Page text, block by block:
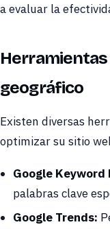
a evaluar la
Herramientas
geográfico
Existen diversas
optimizar su sitio
Google Keyword
palabras clave
Google Trends: